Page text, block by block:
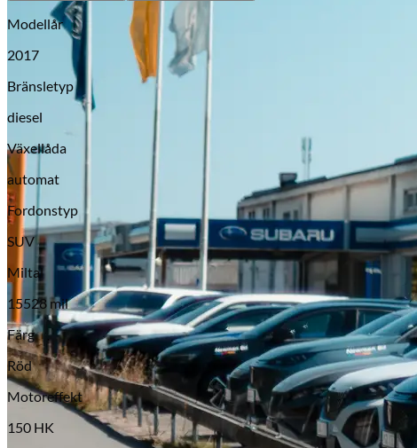
Opel
Serviceverkstad
Modellår
2017
Bränsletyp
diesel
Växellåda
automat
Fordonstyp
SUV
Miltal
15528 mil
Färg
Röd
Motoreffekt
150 HK